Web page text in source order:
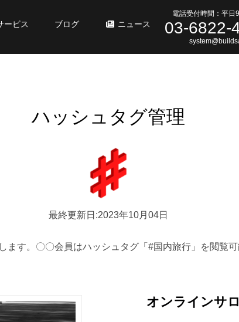
ービス ブログ ニュース
電話受付時間：平日
03-6822-
ハッシュタグ管理
最終更新日:2023年10月04日
ます。〇〇会員はハッシュタグ「#国内旅行」を閲覧
オンラインサ